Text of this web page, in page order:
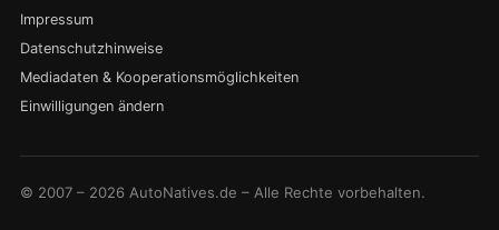
Impressum
Datenschutzhinweise
Mediadaten & Kooperationsmöglichkeiten
Einwilligungen ändern
© 2007 – 2026 AutoNatives.de – Alle Rechte vorbehalten.